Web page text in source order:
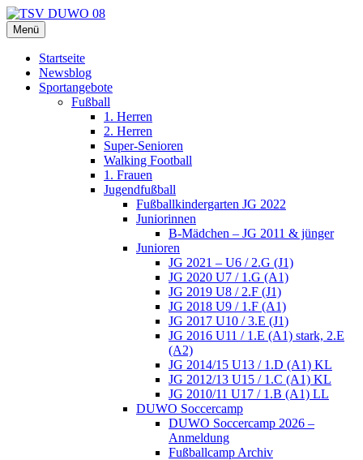
Zum
Inhalt
springen
TSV DUWO 08
Hamburg Sportverein Ohlstedt
Menü
Startseite
Newsblog
Sportangebote
Fußball
1. Herren
2. Herren
Super-Senioren
Walking Football
1. Frauen
Jugendfußball
Fußballkindergarten JG 2022
Juniorinnen
B-Mädchen – JG 2011 & jünger
Junioren
JG 2021 – U6 / 2.G (J1)
JG 2020 U7 / 1.G (A1)
JG 2019 U8 / 2.F (J1)
JG 2018 U9 / 1.F (A1)
JG 2017 U10 / 3.E (J1)
JG 2016 U11 / 1.E (A1) stark, 2.E
(A2)
JG 2014/15 U13 / 1.D (A1) KL
JG 2012/13 U15 / 1.C (A1) KL
JG 2010/11 U17 / 1.B (A1) LL
DUWO Soccercamp
DUWO Soccercamp 2026 –
Anmeldung
Fußballcamp Archiv